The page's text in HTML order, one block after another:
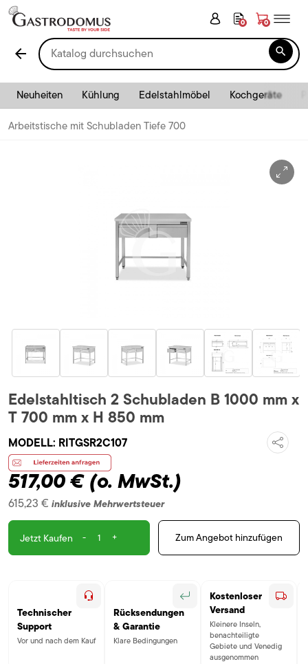
0 0
arrow_back 
Neuheiten Kühlung Edelstahlmöbel Kochgeräte
Arbeitstische mit Schubladen Tiefe 700
Edelstahltisch 2 Schubladen B 1000 mm x
T 700 mm x H 850 mm
MODELL: RITGSR2C107
517,00 €(o. MwSt.)
615,23 € inklusive Mehrwertsteuer
Jetzt Kaufen - + Zum Angebot hinzufügen
Technischer
Support
Vor und nach dem Kauf
Rücksendungen
& Garantie
Klare Bedingungen
Kostenloser
Versand
Kleinere Inseln,
benachteiligte
Gebiete und Venedig
ausgenommen